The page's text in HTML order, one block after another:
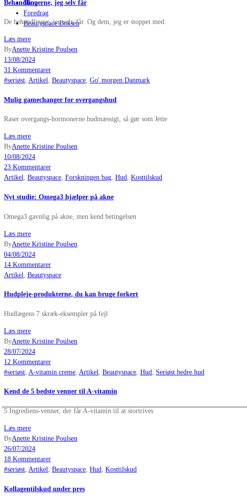
Shop
Foredrag
Beautyspace Boksen
Behandlingerne, jeg selv får
De behandlinger, jeg selv får. Og dem, jeg er stoppet med.
Læs mere
ByAnette Kristine Poulsen
13/08/2024
31 Kommentarer
#seriøst, Artikel, Beautyspace, Go' morgen Danmark
Mulig gamechanger for overgangshud
Raser overgangs-hormonerne hudmæssigt, så gør som Jette
Læs mere
ByAnette Kristine Poulsen
10/08/2024
23 Kommentarer
Artikel, Beautyspace, Forskningen bag, Hud, Kosttilskud
Nyt studie: Omega3 hjælper på akne
Omega3 gavnlig på akne, men kend betingelsen
Læs mere
ByAnette Kristine Poulsen
04/08/2024
14 Kommentarer
Artikel Beautyspace
Hudpleje-produkterne, du kan bruge forkert
Hudlægens 7 skræk-eksempler på fejl
Læs mere
ByAnette Kristine Poulsen
28/07/2024
12 Kommentarer
#seriøst A-vitamin creme Artikel Beautyspace Hud Seriøst bedre hud
Kend de 5 bedste venner til A-vitamin
5 Ingrediens-venner, der får A-vitamin til at stortrives
Læs mere
ByAnette Kristine Poulsen
26/07/2024
18 Kommentarer
#seriøst, Artikel, Beautyspace, Hud, Kosttilskud
Kollagentilskud under pres